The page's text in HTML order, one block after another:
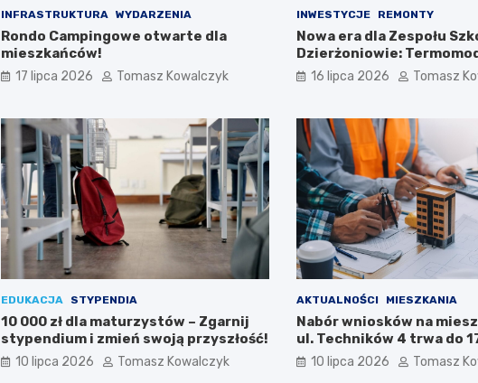
INFRASTRUKTURA WYDARZENIA
Rondo Campingowe otwarte dla
mieszkańców!
17 lipca 2026 Tomasz Kowalczyk
INWESTYCJE REMONTY
Nowa era dla Zespołu
Dzierżoniowie:
na horyzoncie!
16 lipca 2026 Tomasz
EDUKACJA STYPENDIA
10 000 zł dla maturzystów – Zgarnij
stypendium i zmień swoją przyszłość!
10 lipca 2026 Tomasz Kowalczyk
AKTUALNOŚCI MIESZKANIA
Nabór wniosków na
ul. Techników 4 trwa do
10 lipca 2026 Tomasz